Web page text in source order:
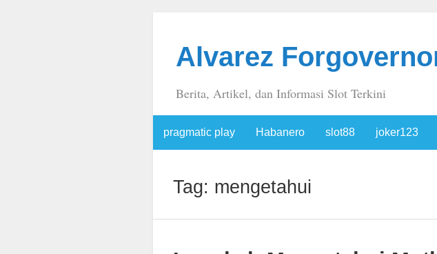
Alvarez
Berita, Artikel, dan Informasi Slot Terkini
pragmatic play Habanero slot88 joker123
Tag: mengetahui